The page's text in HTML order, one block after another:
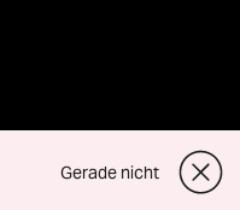
Gerade nicht